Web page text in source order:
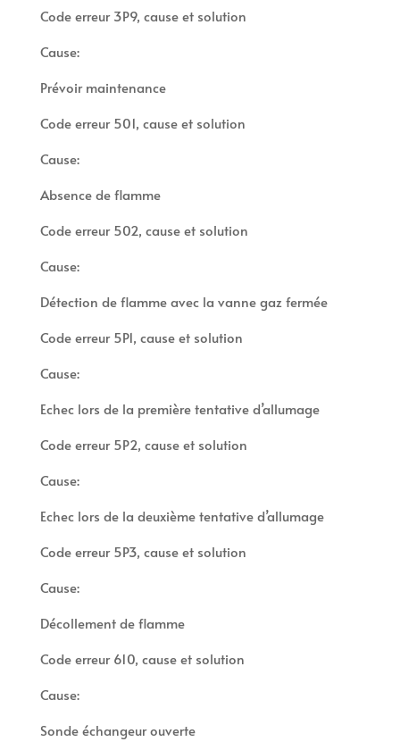
Code erreur 3P9, cause et solution
Cause:
Prévoir maintenance
Code erreur 501, cause et solution
Cause:
Absence de flamme
Code erreur 502, cause et solution
Cause:
Détection de flamme avec la vanne gaz fermée
Code erreur 5P1, cause et solution
Cause:
Echec lors de la première tentative d’allumage
Code erreur 5P2, cause et solution
Cause:
Echec lors de la deuxième tentative d’allumage
Code erreur 5P3, cause et solution
Cause:
Décollement de flamme
Code erreur 610, cause et solution
Cause:
Sonde échangeur ouverte